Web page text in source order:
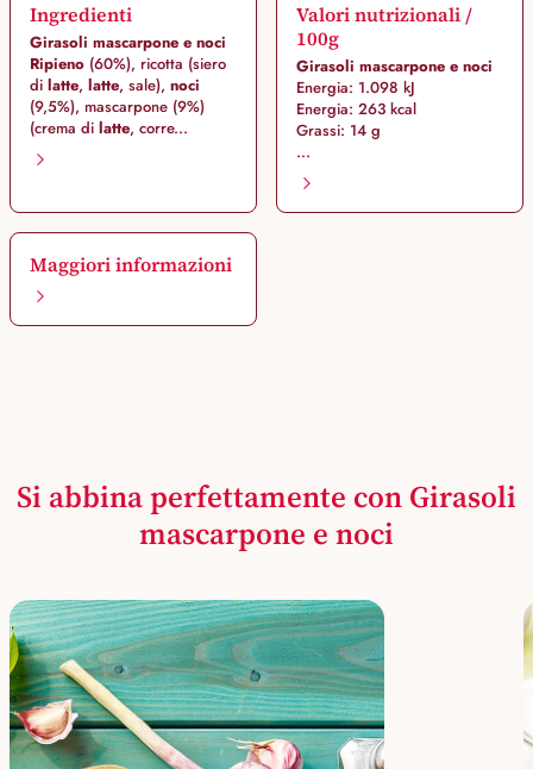
Ingredienti
Girasoli mascarpone e noci
Ripieno (60%), ricotta (siero
di latte, latte, sale), noci
(9,5%), mascarpone (9%)
(crema di latte, corre...
Valori nutrizionali /
100g
Girasoli mascarpone e noci
Energia: 1.098 kJ
Energia: 263 kcal
Grassi: 14 g
...
Maggiori informazioni
Si abbina perfettamente con Girasoli
mascarpone e noci